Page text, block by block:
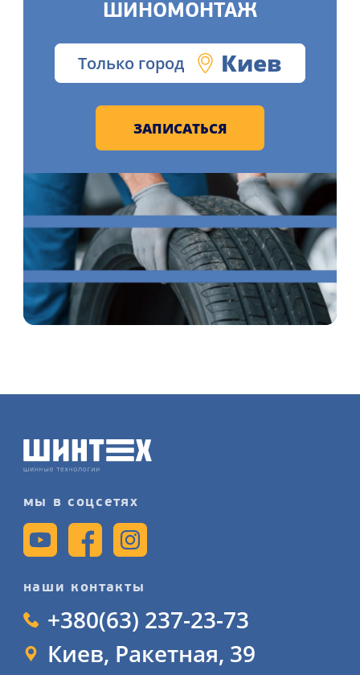
ШИНОМОНТАЖ
Только город Киев
ЗАПИСАТЬСЯ
мы в соцсетях
наши контакты
+380(63) 237-23-73
Киев, Ракетная, 39